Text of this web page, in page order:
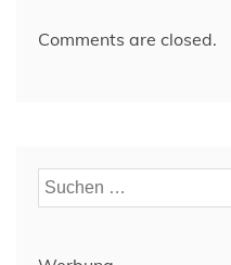
Comments are closed.
Suchen
nach: